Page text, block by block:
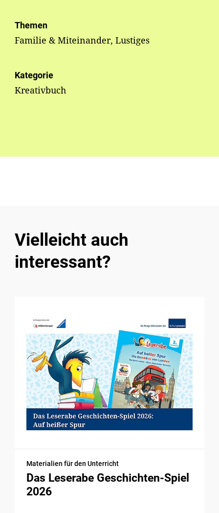
Themen
Familie & Miteinander, Lustiges
Kategorie
Kreativbuch
Vielleicht auch
interessant?
Materialien für den Unterricht
Das Leserabe Geschichten-Spiel
2026